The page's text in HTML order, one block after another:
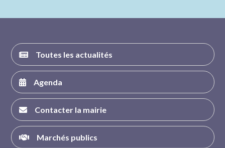
Toutes les actualités
Agenda
Contacter la mairie
Marchés publics